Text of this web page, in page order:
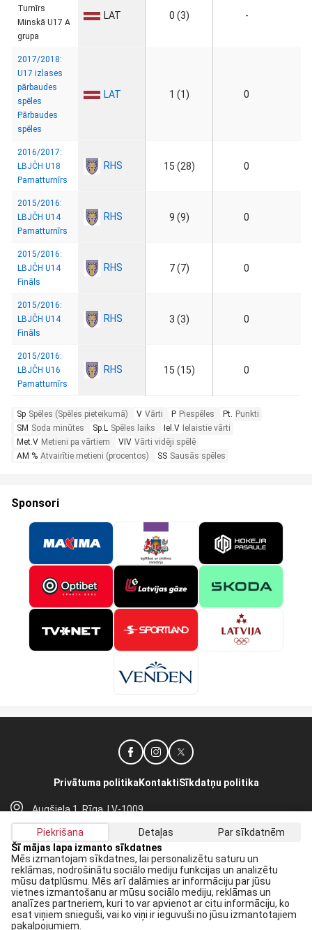
Turnīrs
Minskā U17 A
grupa
LAT 0 (3) -
2017/2018:
U17 izlases
pārbaudes
spēles
Pārbaudes
spēles
LAT 1 (1) 0
2016/2017:
LBJČH U18
Pamatturnīrs
RHS 15 (28) 0
2015/2016:
LBJČH U14
Pamatturnīrs
RHS 9 (9) 0
2015/2016:
LBJČH U14
Fināls
RHS 7 (7) 0
2015/2016:
LBJČH U14
Fināls
RHS 3 (3) 0
2015/2016:
LBJČH U16
Pamatturnīrs
RHS 15 (15) 0
Sp Spēles (Spēles pieteikumā) V Vārti P Piespēles Pt. Punkti
SM Soda minūtes Sp.L Spēles laiks Iel.V Ielaistie vārti
Met.V Metieni pa vārtiem VIV Vārti vidēji spēlē
AM % Atvairītie metieni (procentos) SS Sausās spēles
Sponsori
Augšiela 1, Rīga, LV-1009
lhf@lhf.lv
+371 67565614
Privātuma politika KontaktiSīkdatņu politika
Saņem jaunākās ziņas savā E-pastā:
Pieteikties
Piekrītu savaidatu apstrādei
Piekrišana Detaļas
Par sīkdatnēm
Šī mājas lapa izmanto sīkdatnes
Mēs izmantojam sīkdatnes, lai personalizētu saturu un
reklāmas, nodrošinātu sociālo mediju funkcijas un analizētu
mūsu datplūsmu. Mēs arī dalāmies ar informāciju par jūsu
vietnes izmantošanu ar mūsu sociālo mediju, reklāmas un
analīzes partneriem, kuri to var apvienot ar citu informāciju, ko
esat viņiem snieguši, vai ko viņi ir ieguvuši no jūsu izmantotajiem
pakalpojumiem.